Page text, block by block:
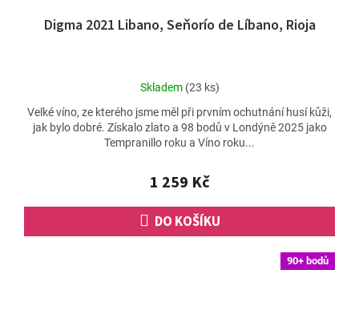
Digma 2021 Libano, Seňorío de Líbano, Rioja
Průměrné
produktu
je
5,0
5
hvězdiček.
Skladem (23 ks)
1 259 Kč
DO KOŠÍKU
Velké víno, ze kterého jsme měl při prvním ochutnání husí kůži,
jak bylo dobré. Získalo zlato a 98 bodů v Londýně 2025 jako
Tempranillo roku a Víno roku...
90+ bodů